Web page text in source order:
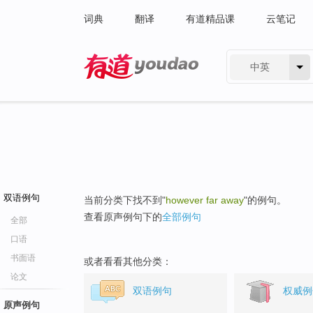
词典 翻译 有道精品课 云笔记
中英
双语例句
全部
口语
书面语
论文
原声例句
当前分类下找不到"however far away"的例句。
查看原声例句下的全部例句
或者看看其他分类：
双语例句 权威